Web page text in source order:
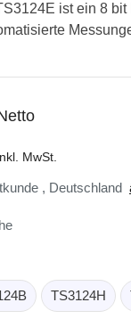
ist ein 8
MwSt.
, Deutschland
TS3124H